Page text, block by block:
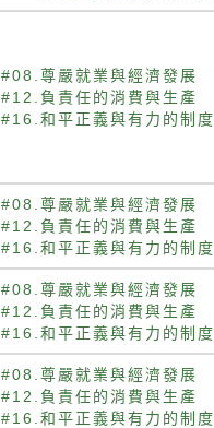
#08.尊嚴就業與經濟發展
#12.負責任的消費與生產
#16.和平正義與有力的制度
#08.尊嚴就業與經濟發展
#12.負責任的消費與生產
#16.和平正義與有力的制度
#08.尊嚴就業與經濟發展
#12.負責任的消費與生產
#16.和平正義與有力的制度
#08.尊嚴就業與經濟發展
#12.負責任的消費與生產
#16.和平正義與有力的制度